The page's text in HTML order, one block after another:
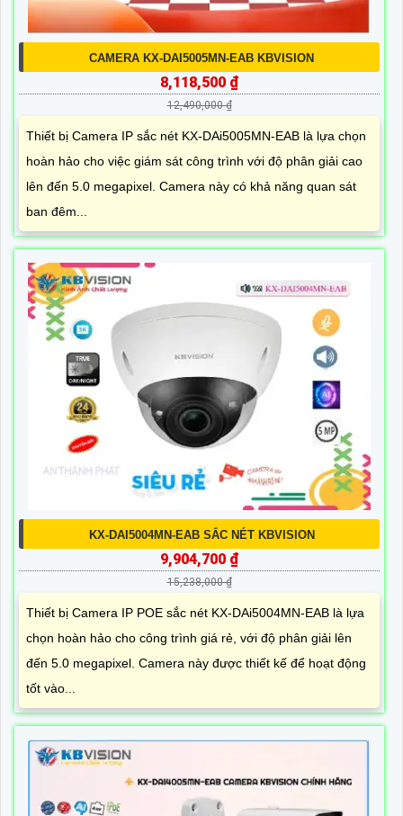
CAMERA KX-DAI5005MN-EAB KBVISION
8,118,500 ₫
12,490,000 ₫
Thiết bị Camera IP sắc nét KX-DAi5005MN-EAB là lựa chọn
hoàn hảo cho việc giám sát công trình với độ phân giải cao
lên đến 5.0 megapixel. Camera này có khả năng quan sát
ban đêm...
KX-DAI5004MN-EAB SẮC NÉT KBVISION
9,904,700 ₫
15,238,000 ₫
Thiết bị Camera IP POE sắc nét KX-DAi5004MN-EAB là lựa
chọn hoàn hảo cho công trình giá rẻ, với độ phân giải lên
đến 5.0 megapixel. Camera này được thiết kế để hoạt động
tốt vào...